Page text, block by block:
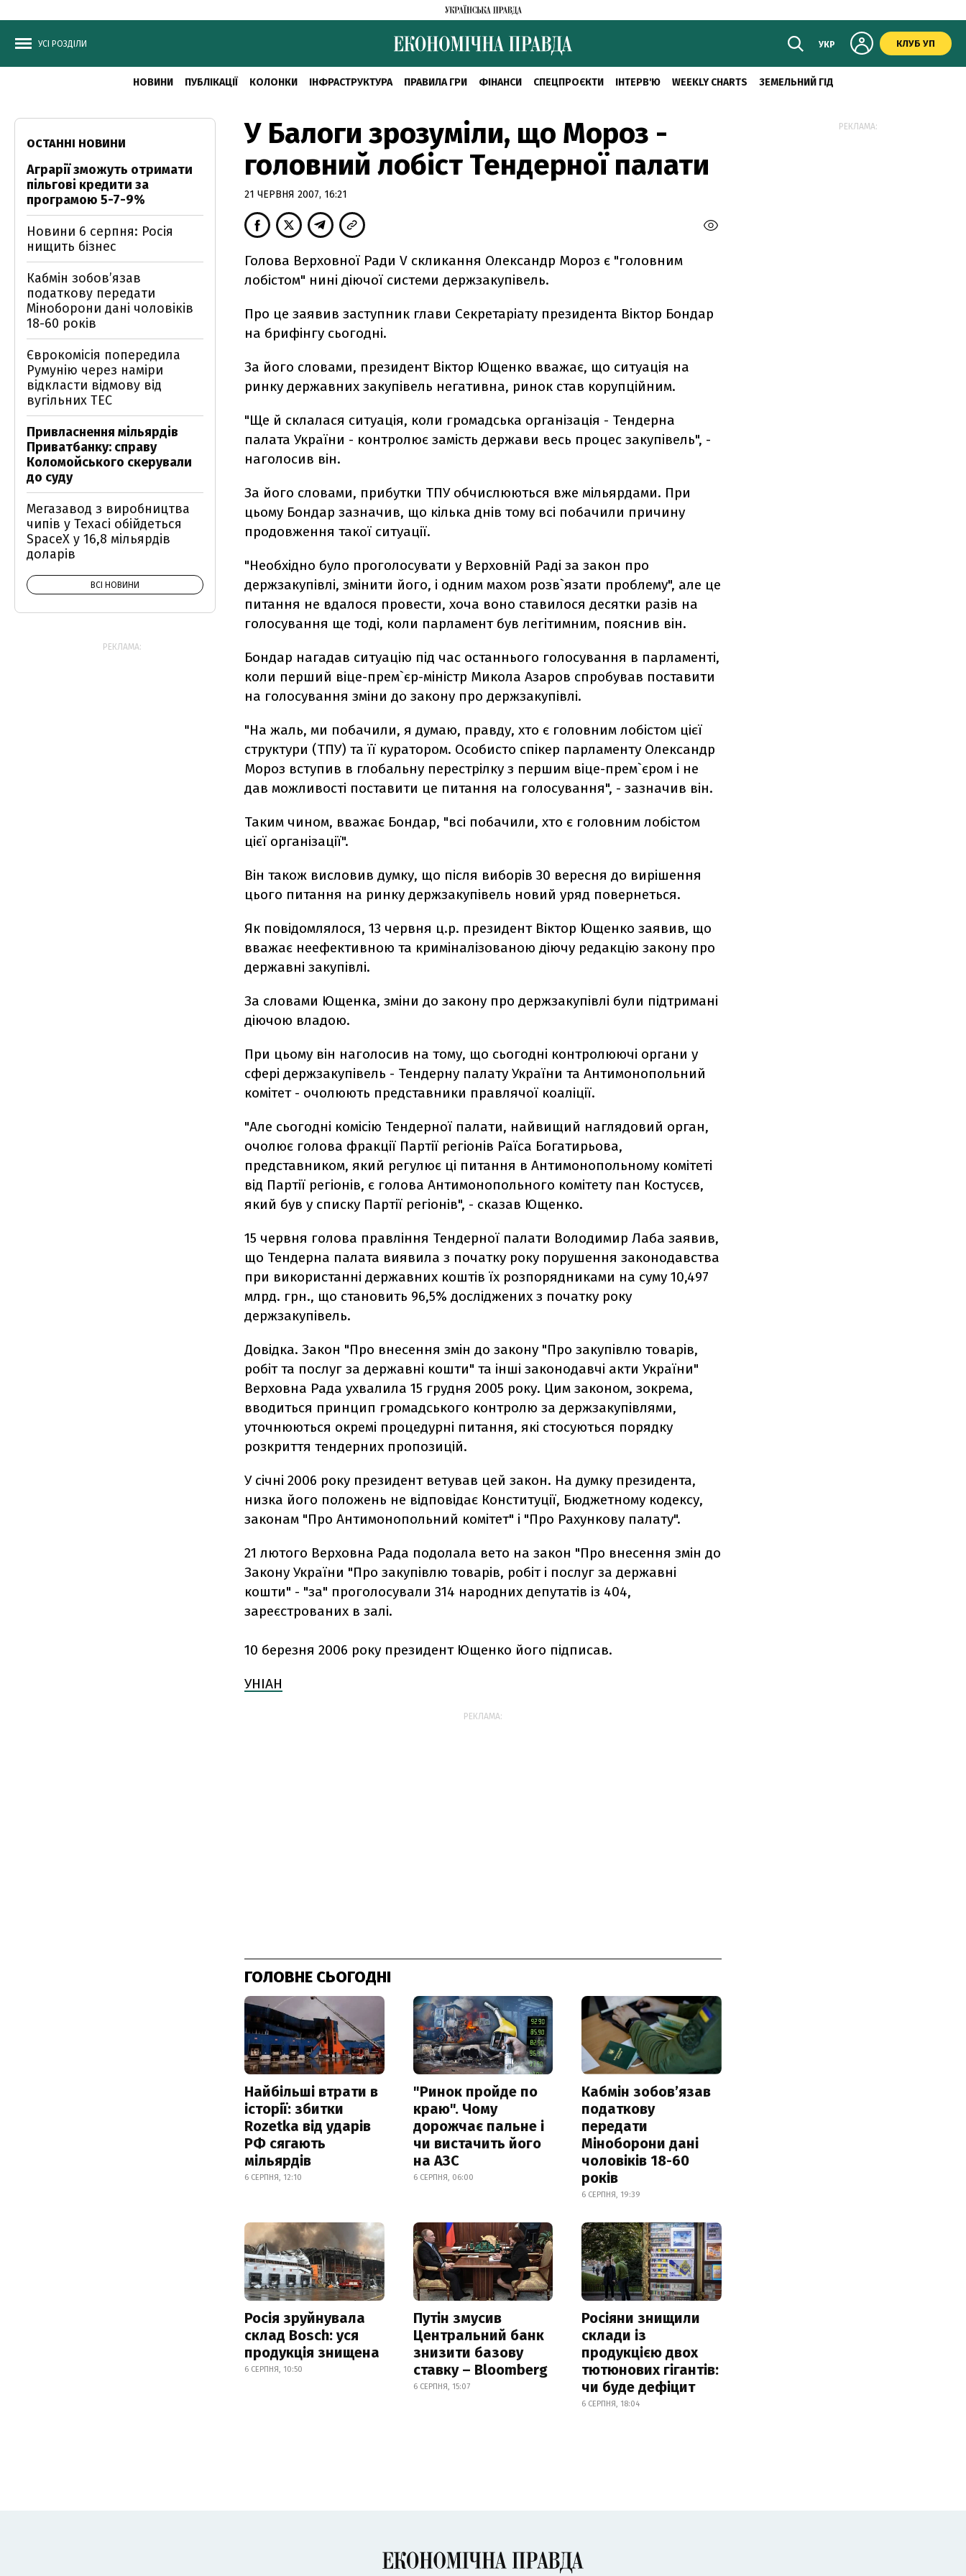
УСІ РОЗДІЛИ УКР КЛУБ УП
НОВИНИ ПУБЛІКАЦІЇ КОЛОНКИ ІНФРАСТРУКТУРА ПРАВИЛА ГРИ ФІНАНСИ СПЕЦПРОЄКТИ ІНТЕРВ'Ю WEEKLY CHARTS ЗЕМЕЛЬНИЙ ГІД
У Балоги зрозуміли, що Мороз -
головний лобіст Тендерної палати
21 ЧЕРВНЯ 2007, 16:21
Голова Верховної Ради V скликання Олександр Мороз є "головним
лобістом" нині діючої системи держзакупівель.
Про це заявив заступник глави Секретаріату президента Віктор Бондар
на брифінгу сьогодні.
За його словами, президент Віктор Ющенко вважає, що ситуація на
ринку державних закупівель негативна, ринок став корупційним.
"Ще й склалася ситуація, коли громадська організація - Тендерна
палата України - контролює замість держави весь процес закупівель", -
наголосив він.
За його словами, прибутки ТПУ обчислюються вже мільярдами. При
цьому Бондар зазначив, що кілька днів тому всі побачили причину
продовження такої ситуації.
"Необхідно було проголосувати у Верховній Раді за закон про
держзакупівлі, змінити його, і одним махом розв`язати проблему", але це
питання не вдалося провести, хоча воно ставилося десятки разів на
голосування ще тоді, коли парламент був легітимним, пояснив він.
Бондар нагадав ситуацію під час останнього голосування в парламенті,
коли перший віце-прем`єр-міністр Микола Азаров спробував поставити
на голосування зміни до закону про держзакупівлі.
"На жаль, ми побачили, я думаю, правду, хто є головним лобістом цієї
структури (ТПУ) та її куратором. Особисто спікер парламенту Олександр
Мороз вступив в глобальну перестрілку з першим віце-прем`єром і не
дав можливості поставити це питання на голосування", - зазначив він.
Таким чином, вважає Бондар, "всі побачили, хто є головним лобістом
цієї організації".
Він також висловив думку, що після виборів 30 вересня до вирішення
цього питання на ринку держзакупівель новий уряд повернеться.
Як повідомлялося, 13 червня ц.р. президент Віктор Ющенко заявив, що
вважає неефективною та криміналізованою діючу редакцію закону про
державні закупівлі.
За словами Ющенка, зміни до закону про держзакупівлі були підтримані
діючою владою.
При цьому він наголосив на тому, що сьогодні контролюючі органи у
сфері держзакупівель - Тендерну палату України та Антимонопольний
комітет - очолюють представники правлячої коаліції.
"Але сьогодні комісію Тендерної палати, найвищий наглядовий орган,
очолює голова фракції Партії регіонів Раїса Богатирьова,
представником, який регулює ці питання в Антимонопольному комітеті
від Партії регіонів, є голова Антимонопольного комітету пан Костусєв,
який був у списку Партії регіонів", - сказав Ющенко.
15 червня голова правління Тендерної палати Володимир Лаба заявив,
що Тендерна палата виявила з початку року порушення законодавства
при використанні державних коштів їх розпорядниками на суму 10,497
млрд. грн., що становить 96,5% досліджених з початку року
держзакупівель.
Довідка. Закон "Про внесення змін до закону "Про закупівлю товарів,
робіт та послуг за державні кошти" та інші законодавчі акти України"
Верховна Рада ухвалила 15 грудня 2005 року. Цим законом, зокрема,
вводиться принцип громадського контролю за держзакупівлями,
уточнюються окремі процедурні питання, які стосуються порядку
розкриття тендерних пропозицій.
У січні 2006 року президент ветував цей закон. На думку президента,
низка його положень не відповідає Конституції, Бюджетному кодексу,
законам "Про Антимонопольний комітет" і "Про Рахункову палату".
21 лютого Верховна Рада подолала вето на закон "Про внесення змін до
Закону України "Про закупівлю товарів, робіт і послуг за державні
кошти" - "за" проголосували 314 народних депутатів із 404,
зареєстрованих в залі.
10 березня 2006 року президент Ющенко його підписав.
УНІАН
РЕКЛАМА:
ГОЛОВНЕ СЬОГОДНІ
Найбільші втрати в
історії: збитки
Rozetka від ударів
РФ сягають
мільярдів
6 СЕРПНЯ, 12:10
"Ринок пройде по
краю". Чому
дорожчає пальне і
чи вистачить його
на АЗС
6 СЕРПНЯ, 06:00
Кабмін зобовʼязав
податкову
передати
Міноборони дані
чоловіків 18-60
років
6 СЕРПНЯ, 19:39
Росія зруйнувала
склад Bosch: уся
продукція знищена
6 СЕРПНЯ, 10:50
Путін змусив
Центральний банк
знизити базову
ставку – Bloomberg
6 СЕРПНЯ, 15:07
Росіяни знищили
склади із
продукцією двох
тютюнових гігантів:
чи буде дефіцит
6 СЕРПНЯ, 18:04
ОСТАННІ НОВИНИ
Аграрії зможуть отримати
пільгові кредити за
програмою 5-7-9%
Новини 6 серпня: Росія
нищить бізнес
Кабмін зобовʼязав
податкову передати
Міноборони дані чоловіків
18-60 років
Єврокомісія попередила
Румунію через наміри
відкласти відмову від
вугільних ТЕС
Привласнення мільярдів
Приватбанку: справу
Коломойського скерували
до суду
Мегазавод з виробництва
чипів у Техасі обійдеться
SpaceX у 16,8 мільярдів
доларів
ВСІ НОВИНИ
РЕКЛАМА:
РЕКЛАМА: